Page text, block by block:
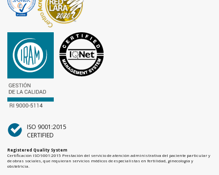
ISO 9001:2015
CERTIFIED
Registered Quality System
Certificación ISO 9001:2015 Prestación del servicio de atención administrativa del paciente particular y
de obras sociales, que requieran servicios médicos de especialistas en fertilidad, ginecología y
obstetricia.